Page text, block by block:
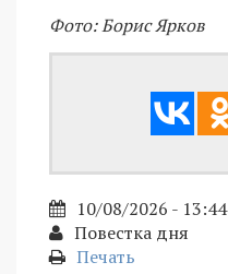
Фото: Борис Ярков
10/08/2026 - 13:44
Повестка дня
Печать